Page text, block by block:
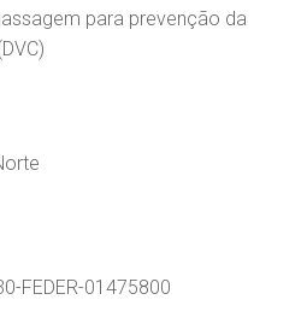
para prevenção da
FEDER-01475800